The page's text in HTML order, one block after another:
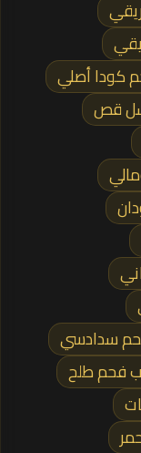
كودا أصلي
قص
سدادسي
فحم طلح